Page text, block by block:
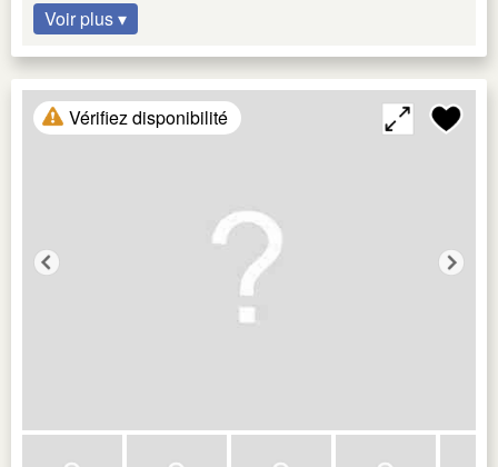
Voir plus ▾
Vérifiez disponibilité